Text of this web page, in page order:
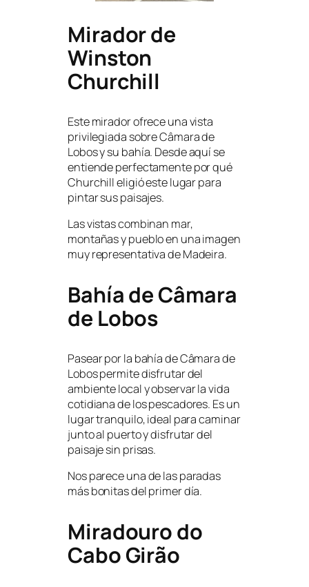
Mirador de
Winston
Churchill
Este mirador ofrece una vista
privilegiada sobre Câmara de
Lobos y su bahía. Desde aquí se
entiende perfectamente por qué
Churchill eligió este lugar para
pintar sus paisajes.
Las vistas combinan mar,
montañas y pueblo en una imagen
muy representativa de Madeira.
Bahía de Câmara
de Lobos
Pasear por la bahía de Câmara de
Lobos permite disfrutar del
ambiente local y observar la vida
cotidiana de los pescadores. Es un
lugar tranquilo, ideal para caminar
junto al puerto y disfrutar del
paisaje sin prisas.
Nos parece una de las paradas
más bonitas del primer día.
Miradouro do
Cabo Girão